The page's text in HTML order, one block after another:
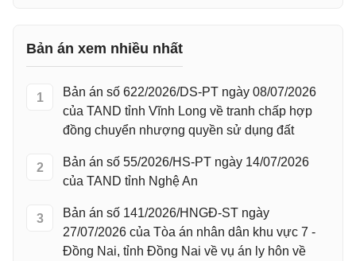
Bản án xem nhiều nhất
1
Bản án số 622/2026/DS-PT ngày 08/07/2026
của TAND tỉnh Vĩnh Long về tranh chấp hợp
đồng chuyển nhượng quyền sử dụng đất
2
Bản án số 55/2026/HS-PT ngày 14/07/2026
của TAND tỉnh Nghệ An
3
Bản án số 141/2026/HNGĐ-ST ngày
27/07/2026 của Tòa án nhân dân khu vực 7 -
Đồng Nai, tỉnh Đồng Nai về vụ án ly hôn về